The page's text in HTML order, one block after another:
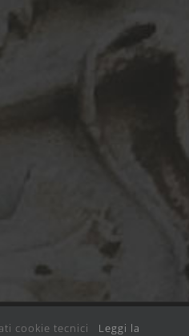
CARDETO | P. IVA
cookie tecnici Leggi la